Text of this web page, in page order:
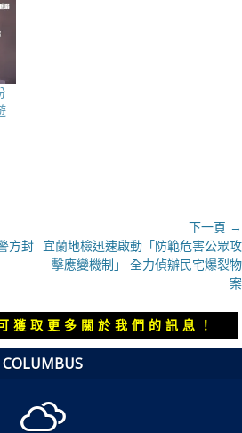
方封
下一頁 →
下
一
章：
宜蘭地檢迅速啟動「防範危害公眾攻
擊應變機制」 全力偵辦民宅爆裂物
案
獲取更多關於我們的訊息！
COLUMBUS